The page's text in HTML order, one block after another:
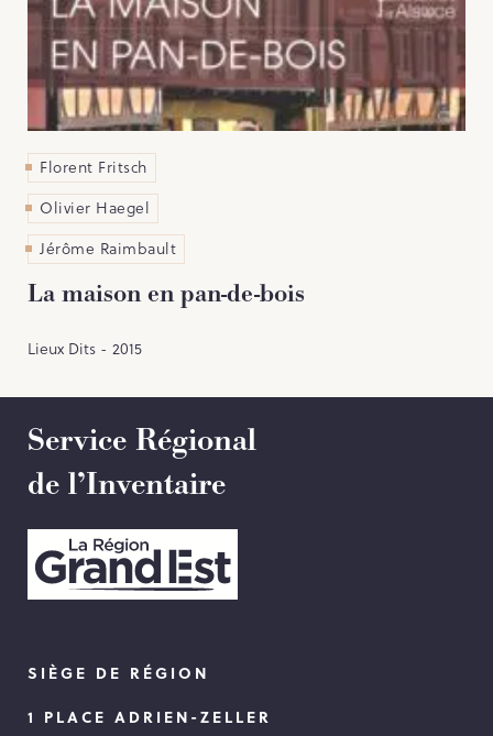
Florent Fritsch
Olivier Haegel
Jérôme Raimbault
La maison en pan-de-bois
Lieux Dits - 2015
Service Régional
de l’Inventaire
SIÈGE DE RÉGION
1 PLACE ADRIEN-ZELLER